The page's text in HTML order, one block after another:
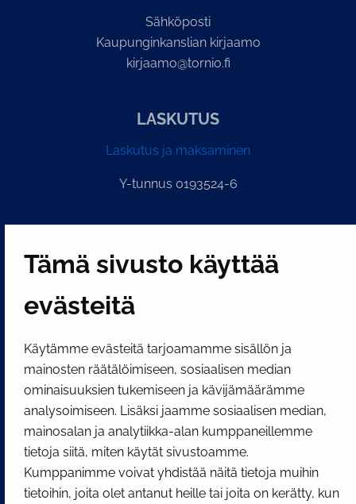
Tämä sivusto käyttää
evästeitä
Käytämme evästeitä tarjoamamme sisällön ja
mainosten räätälöimiseen, sosiaalisen median
ominaisuuksien tukemiseen ja kävijämäärämme
analysoimiseen. Lisäksi jaamme sosiaalisen median,
mainosalan ja analytiikka-alan kumppaneillemme
tietoja siitä, miten käytät sivustoamme.
Kumppanimme voivat yhdistää näitä tietoja muihin
tietoihin, joita olet antanut heille tai joita on kerätty, kun
Sähköposti
Kaupunginkanslian kirjaamo
kirjaamo@tornio.fi
LASKUTUS
Laskutus ja maksaminen
Y-tunnus 0193524-6
Näytä evästeasetukseni
Facebook InstagramYouTube